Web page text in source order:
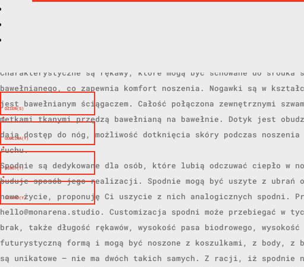
DZIEŃ(S)
:
GODZINA(Y)
:
MINUT(Y)
:
SEKUND(Y)
która ma chylić się ku upadkowi,
Charakterystyczne są rękawy, które mogą być schowane do
bawełnianego, co zapewnia komfort noszenia. Nogawki są w
jest bawełnianym ściągaczem. Całość połączona zewnętrznymi
metkami tkanymi przędzą bawełnianą na bawełnie. Dotyk jest
dają dostęp do nóg, możliwość dotknięcia skóry podczas
ruchu.
Spodnie są dedykowane dla osób, które lubią odczuwać ciepło w
buduje sposób jego realizacji. Spodnie mogą być uszyte z ubrań
nowe życie, proponuję Ci uszycie z nich analogicznych spodni.
hello@monarena.studio. Customizacja spodni może przebiegać
brak, także długość rękawów, wysokość pasa biodrowego,
futurystyczną formą i mogą być noszone z koszulkami, z body,
są unikatowe – nie ma dwóch takich samych. Z racji, iż spodnie